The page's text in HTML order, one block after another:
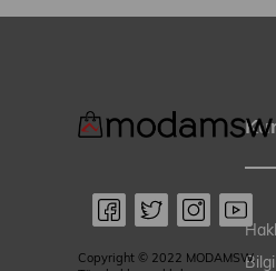
Copyright © 2022 MODAMSW.